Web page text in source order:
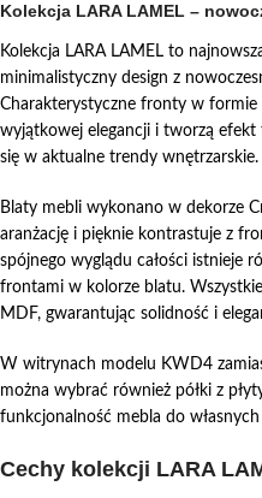
Kolekcja LARA LAMEL –
Kolekcja LARA LAMEL to
minimalistyczny design z
Charakterystyczne fronty w
wyjątkowej elegancji i tworzą
się w aktualne trendy wnętrzarskie.
Blaty mebli wykonano w dekorze
aranżację i pięknie kontrastuje z
spójnego wyglądu całości istnieje
frontami w kolorze blatu.
MDF, gwarantując solidność i
W witrynach modelu KWD4
można wybrać również półki z
funkcjonalność mebla do
Cechy kolekcji LARA